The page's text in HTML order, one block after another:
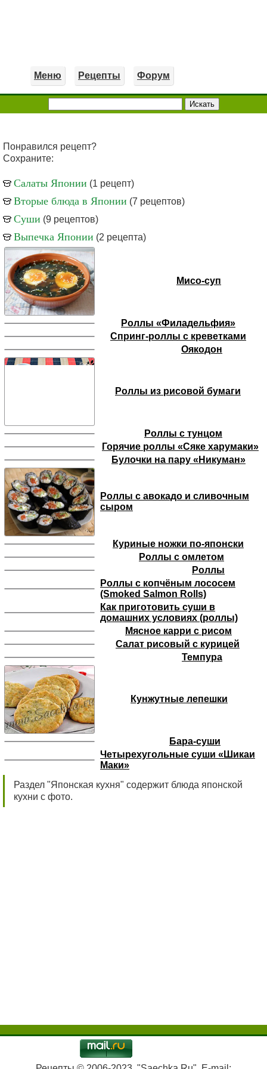
Меню Рецепты Форум
Понравился рецепт?
Сохраните:
Салаты Японии (1 рецепт)
Вторые блюда в Японии (7 рецептов)
Суши (9 рецептов)
Выпечка Японии (2 рецепта)
Мисо-суп
Роллы «Филадельфия»
Спринг-роллы с креветками
Оякодон
Роллы из рисовой бумаги
Роллы с тунцом
Горячие роллы «Сяке харумаки»
Булочки на пару «Никуман»
Роллы с авокадо и сливочным
сыром
Куриные ножки по-японски
Роллы с омлетом
Роллы
Роллы с копчёным лососем
(Smoked Salmon Rolls)
Как приготовить суши в
домашних условиях (роллы)
Мясное карри с рисом
Салат рисовый с курицей
Темпура
Кунжутные лепешки
Бара-суши
Четырехугольные суши «Шикаи
Маки»
Раздел "Японская кухня" содержит блюда японской
кухни с фото.